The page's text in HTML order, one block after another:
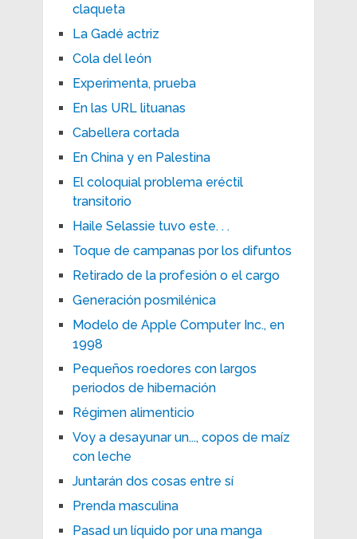
claqueta
La Gadé actriz
Cola del león
Experimenta, prueba
En las URL lituanas
Cabellera cortada
En China y en Palestina
El coloquial problema eréctil
transitorio
Haile Selassie tuvo este. . .
Toque de campanas por los difuntos
Retirado de la profesión o el cargo
Generación posmilénica
Modelo de Apple Computer Inc., en
1998
Pequeños roedores con largos
periodos de hibernación
Régimen alimenticio
Voy a desayunar un..., copos de maíz
con leche
Juntarán dos cosas entre sí
Prenda masculina
Pasad un líquido por una manga